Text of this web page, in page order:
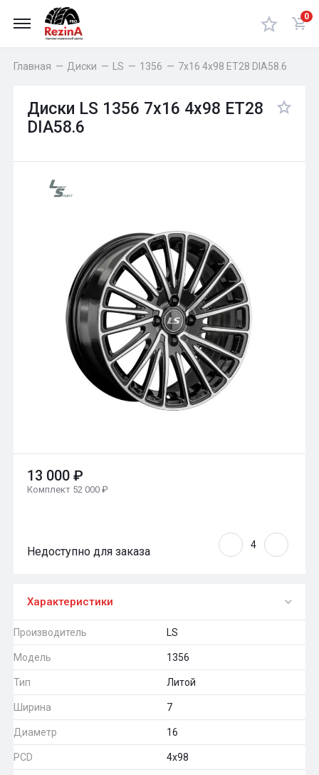
0
Главная — Диски — LS — 1356 — 7x16 4x98 ET28 DIA58.6
Диски LS 1356 7x16 4x98 ET28
DIA58.6
13 000 ₽
Комплект 52 000 ₽
Недоступно для заказа
Характеристики
Производитель LS
Модель 1356
Тип Литой
Ширина 7
Диаметр 16
PCD 4x98